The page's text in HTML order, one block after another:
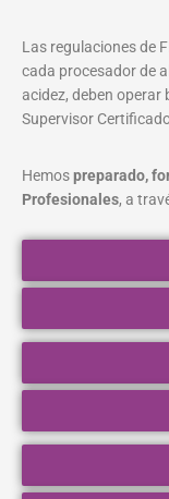
Las regulaciones de
cada procesador de
acidez, deben operar
Supervisor
Hemospreparado,
Profesionales, a